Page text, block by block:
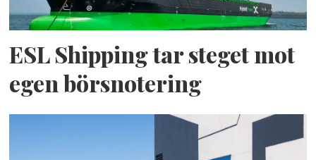
ESL Shipping tar steget mot
egen börsnotering